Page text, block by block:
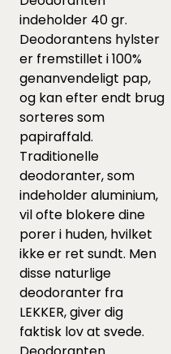
indeholder 40 gr.
Deodorantens hylster
er fremstillet i 100%
genanvendeligt pap,
og kan efter endt brug
sorteres som
papiraffald.
Traditionelle
deodoranter, som
indeholder aluminium,
vil ofte blokere dine
porer i huden, hvilket
ikke er ret sundt. Men
disse naturlige
deodoranter fra
LEKKER, giver dig
faktisk lov at svede.